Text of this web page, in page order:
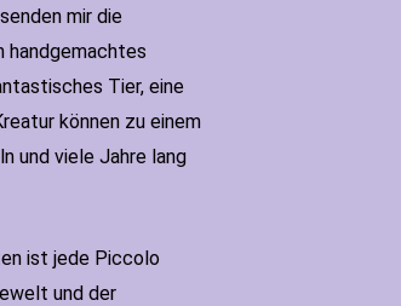
mir die
handgemachtes
Tier, eine
können zu einem
und viele Jahre lang
ist jede Piccolo
und der